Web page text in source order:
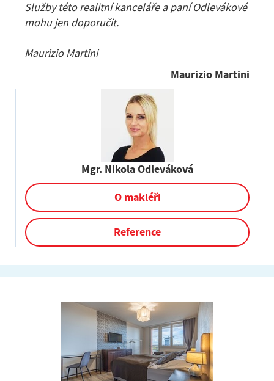
Služby této realitní kanceláře a paní Odlevákové
mohu jen doporučit.
Maurizio Martini
Maurizio Martini
Mgr. Nikola Odleváková
O makléři
Reference